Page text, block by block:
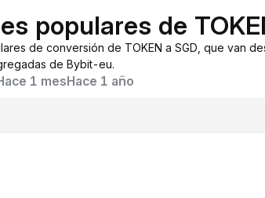
populares de
de conversión de TOKEN a SGD, que van
de Bybit-eu.
1 mesHace 1 año